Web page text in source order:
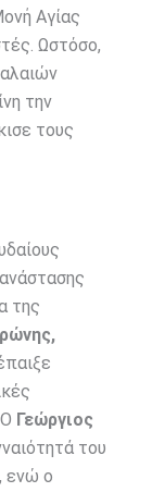
Αγίας
Ωστόσο,
την
τους
της
Γεώργιος
του
ενώ ο